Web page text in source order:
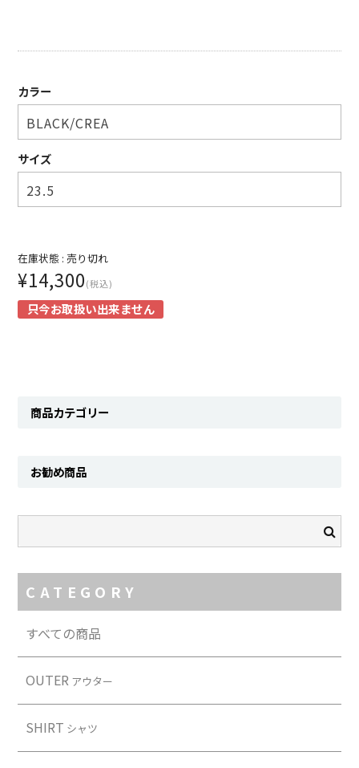
KNIT
PANTS
HAT & CAP
ACCESSORY
BAG & WALLET
BELT
Contact
カラー
サイズ
在庫状態 : 売り切れ
¥14,300(税込)
只今お取扱い出来ません
商品カテゴリー
お勧め商品
CATEGORY
すべての商品
OUTER アウター
SHIRT シャツ